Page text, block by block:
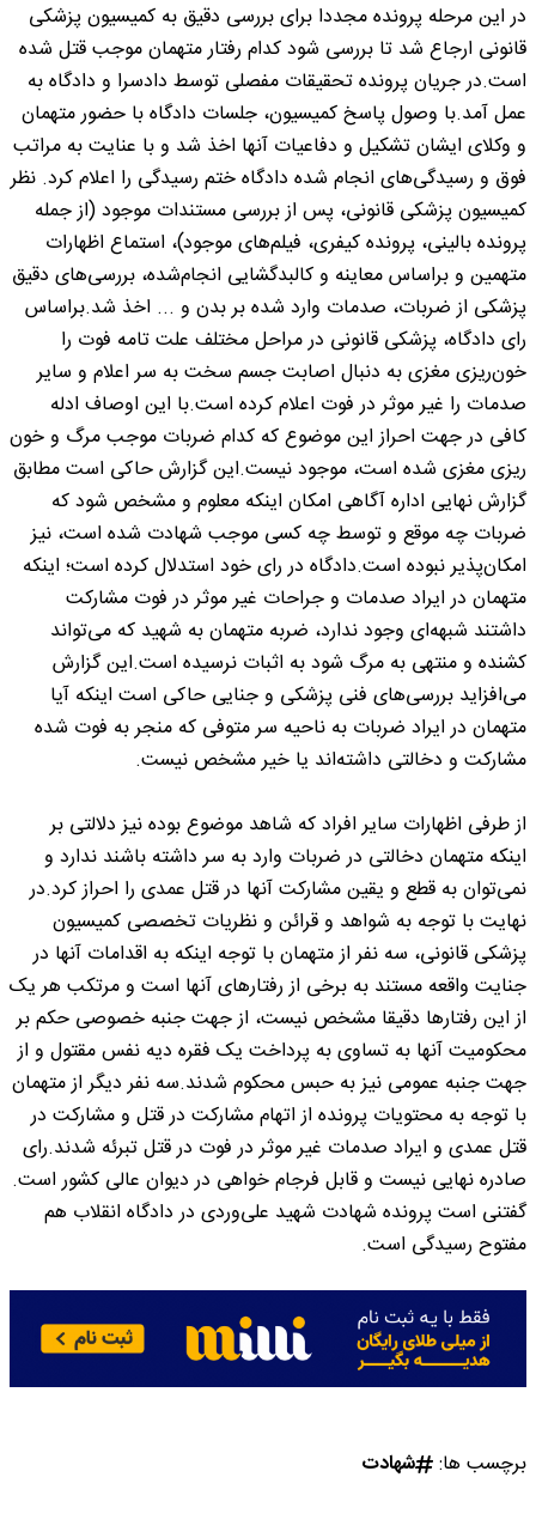
در این مرحله پرونده مجددا برای بررسی دقیق به کمیسیون پزشکی
قانونی ارجاع شد تا بررسی شود کدام رفتار متهمان موجب قتل شده
است.در جریان پرونده تحقیقات مفصلی توسط دادسرا و دادگاه به
عمل آمد.با وصول پاسخ کمیسیون، جلسات دادگاه با حضور متهمان
و وکلای ایشان تشکیل و دفاعیات آنها اخذ شد و با عنایت به مراتب
فوق و رسیدگی‌های انجام شده دادگاه ختم رسیدگی را اعلام کرد. نظر
کمیسیون پزشکی قانونی، پس از بررسی مستندات موجود (از جمله
پرونده بالینی، پرونده کیفری، فیلم‌های موجود)، استماع اظهارات
متهمین و براساس معاینه و کالبدگشایی انجام‌شده، بررسی‌های دقیق
پزشکی از ضربات، صدمات وارد شده بر بدن و ... اخذ شد.براساس
رای دادگاه، پزشکی قانونی در مراحل مختلف علت تامه فوت را
خون‌ریزی مغزی به دنبال اصابت جسم سخت به سر اعلام و سایر
صدمات را غیر موثر در فوت اعلام کرده است.با این اوصاف ادله
کافی در جهت احراز این موضوع که کدام ضربات موجب مرگ و خون
ریزی مغزی شده است، موجود نیست.این گزارش حاکی است مطابق
گزارش نهایی اداره آگاهی امکان اینکه معلوم و مشخص شود که
ضربات چه موقع و توسط چه کسی موجب شهادت شده است، نیز
امکان‌پذیر نبوده است.دادگاه در رای خود استدلال کرده است؛ اینکه
متهمان در ایراد صدمات و جراحات غیر موثر در فوت مشارکت
داشتند شبهه‌ای وجود ندارد، ضربه متهمان به شهید که می‌تواند
کشنده و منتهی به مرگ شود به اثبات نرسیده است.این گزارش
می‌افزاید بررسی‌های فنی پزشکی و جنایی حاکی است اینکه آیا
متهمان در ایراد ضربات به ناحیه سر متوفی که منجر به فوت شده
مشارکت و دخالتی داشته‌اند یا خیر مشخص نیست.
از طرفی اظهارات سایر افراد که شاهد موضوع بوده نیز دلالتی بر
اینکه متهمان دخالتی در ضربات وارد به سر داشته باشند ندارد و
نمی‌توان به قطع و یقین مشارکت آنها در قتل عمدی را احراز کرد.در
نهایت با توجه به شواهد و قرائن و نظریات تخصصی کمیسیون
پزشکی قانونی، سه نفر از متهمان با توجه اینکه به اقدامات آنها در
جنایت واقعه مستند به برخی از رفتار‌های آنها است و مرتکب هر یک
از این رفتار‌ها دقیقا مشخص نیست، از جهت جنبه خصوصی حکم بر
محکومیت آنها به تساوی به پرداخت یک فقره دیه نفس مقتول و از
جهت جنبه عمومی نیز به حبس محکوم شدند.سه نفر دیگر از متهمان
با توجه به محتویات پرونده از اتهام مشارکت در قتل و مشارکت در
قتل عمدی و ایراد صدمات غیر موثر در فوت در قتل تبرئه شدند.رای
صادره نهایی نیست و قابل فرجام خواهی در دیوان عالی کشور است.
گفتنی است پرونده شهادت شهید علی‌وردی در دادگاه انقلاب هم
مفتوح رسیدگی است.
برچسب ها: شهادت